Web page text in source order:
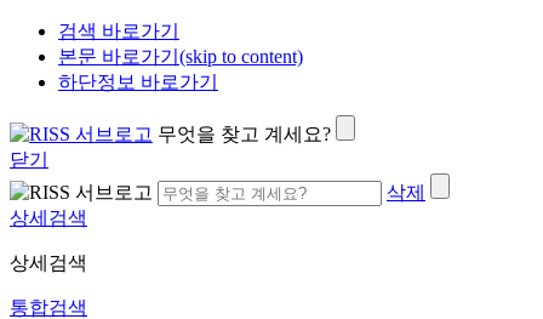
검색 바로가기
본문 바로가기(skip to content)
하단정보 바로가기
무엇을 찾고 계세요?
닫기
삭제
상세검색
상세검색
통합검색